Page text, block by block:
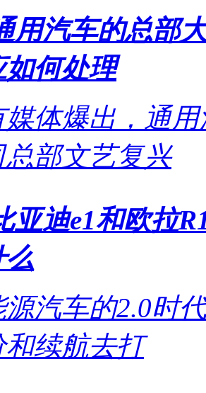
用汽车的总部
何处理
媒体爆出，通
部文艺复兴
亚迪e1和欧拉
么
汽车的2.0时
续航去打